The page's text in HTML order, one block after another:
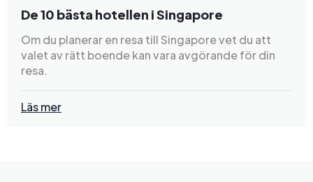
De 10 bästa hotellen i Singapore
Om du planerar en resa till Singapore vet du att
valet av rätt boende kan vara avgörande för din
resa.
Läs mer